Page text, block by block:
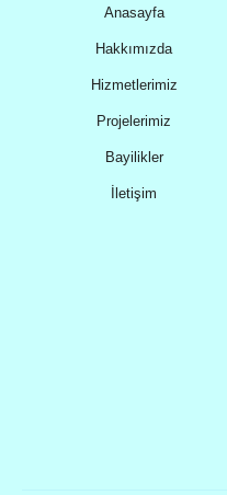
Anasayfa
Hakkımızda
Hizmetlerimiz
Projelerimiz
Bayilikler
İletişim